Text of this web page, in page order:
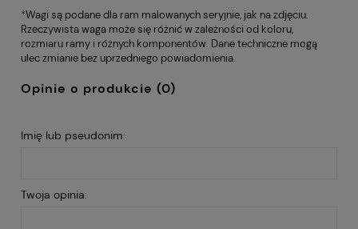
*Wagi są podane dla ram malowanych seryjnie, jak na zdjęciu.
Rzeczywista waga może się różnić w zależności od koloru,
rozmiaru ramy i różnych komponentów. Dane techniczne mogą
ulec zmianie bez uprzedniego powiadomienia.
Opinie o produkcie (0)
Imię lub pseudonim:
Twoja opinia: